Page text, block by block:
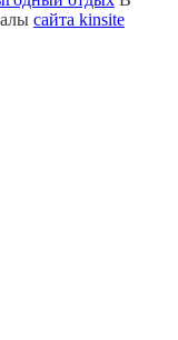
сайта kinsite